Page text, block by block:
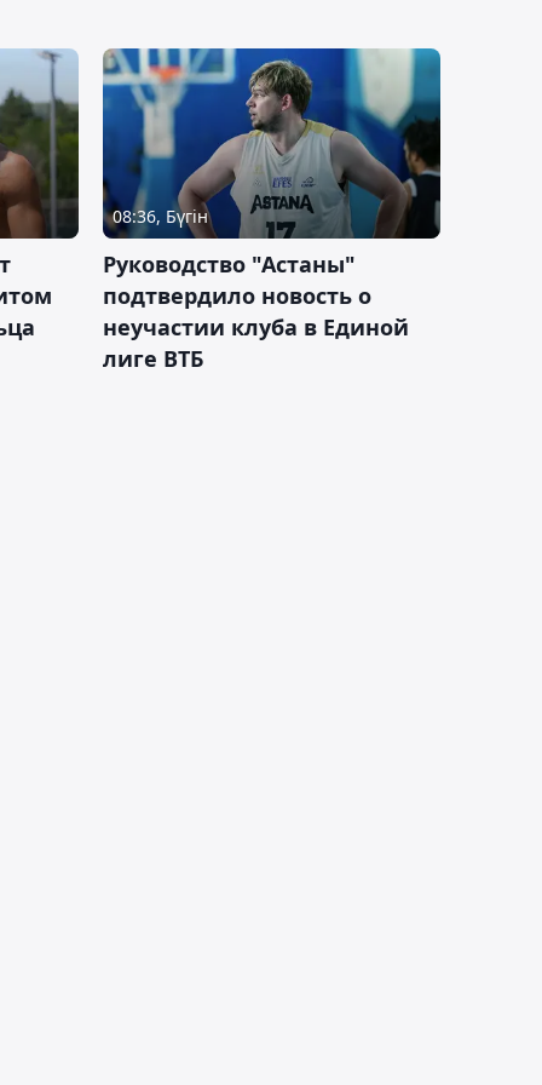
08:36, Бүгін
Руководство "Астаны"
подтвердило новость о
неучастии клуба в Единой
лиге ВТБ